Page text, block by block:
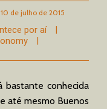
10 de julho de 2015
por aí
|
|
bastante conhecida
até mesmo Buenos